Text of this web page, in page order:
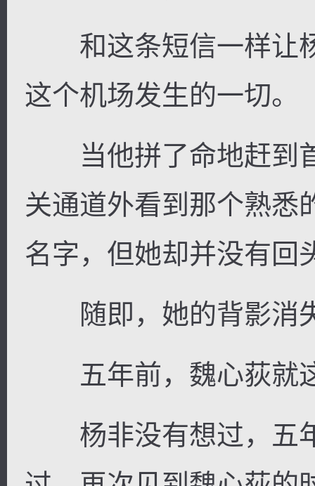
和这条短信一样让
这个机场发生的一切。
当他拼了命地赶到
关通道外看到那个熟悉
名字，但她却并没有回
随即，她的背影消
五年前，魏心荻就
杨非没有想过，五